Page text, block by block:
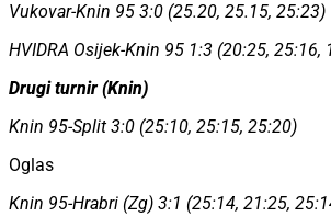
Vukovar-Knin 95 3:0 (25.20, 25.15, 25:23)
HVIDRA Osijek-Knin 95 1:3 (20:25, 25:16,
Drugi turnir (Knin)
Knin 95-Split 3:0 (25:10, 25:15, 25:20)
Oglas
Knin 95-Hrabri (Zg) 3:1 (25:14, 21:25,